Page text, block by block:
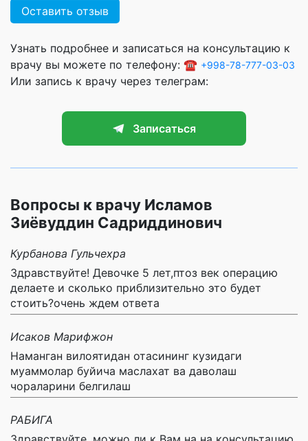
Оставить отзыв
Узнать подробнее и записаться на консультацию к
врачу вы можете по телефону: ☎️ +998-78-777-03-03
Или запись к врачу через телеграм:
Записаться
Вопросы к врачу Исламов
Зиёвуддин Садриддинович
Курбанова Гульчехра
Здравствуйте! Девочке 5 лет,птоз век операцию
делаете и сколько приблизительно это будет
стоить?очень ждем ответа
Исаков Марифжон
Наманган вилоятидан отасининг кузидаги
муаммолар буйича маслахат ва даволаш
чораларини белгилаш
РАБИГА